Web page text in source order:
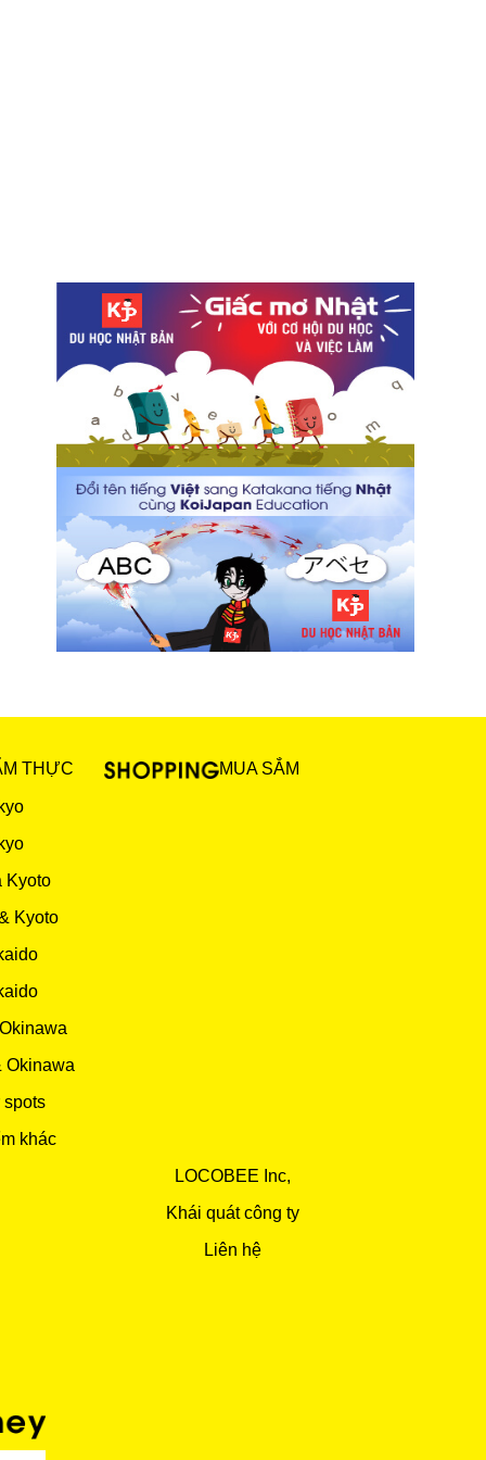
THỰC
Kyoto
Kyoto
Okinawa
spots
khác
MUA SẮM
LOCOBEE Inc,
Khái quát công ty
Liên hệ